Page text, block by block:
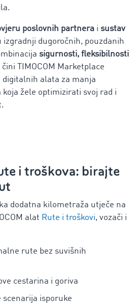
poslovnih partnera i sustav
izgradnji dugoročnih, pouzdanih
sigurnosti, fleksibilnosti
čini TIMOCOM Marketplace
alata za manja
žele optimizirati svoj rad i
i troškova: birajte
dodatna kilometraža utječe na
alat Rute i troškovi, vozači i
rute bez suvišnih
cestarina i goriva
scenarija isporuke